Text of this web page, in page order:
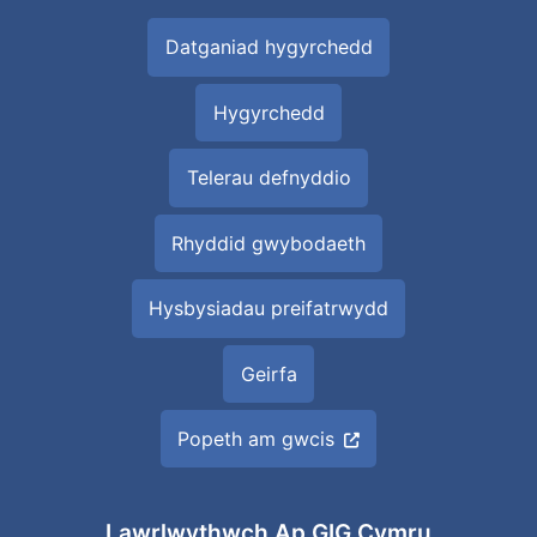
Datganiad hygyrchedd
Hygyrchedd
Telerau defnyddio
Rhyddid gwybodaeth
Hysbysiadau preifatrwydd
Geirfa
Popeth am gwcis